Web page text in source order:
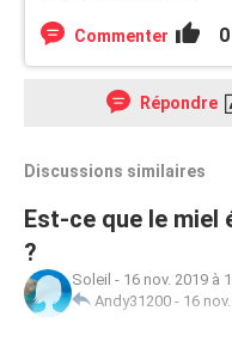
Commenter 0
Répondre
Discussions similaires
Est-ce que le miel
?
Soleil - 16 nov. 2019 à
Andy31200 - 16